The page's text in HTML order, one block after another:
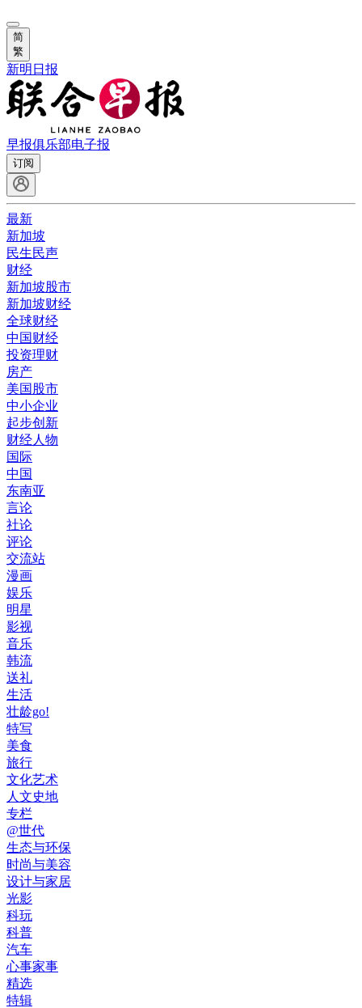
简
繁
新明日报
早报俱乐部电子报
订阅
最新
新加坡
民生民声
财经
新加坡股市
新加坡财经
全球财经
中国财经
投资理财
房产
美国股市
中小企业
起步创新
财经人物
国际
中国
东南亚
言论
社论
评论
交流站
漫画
娱乐
明星
影视
音乐
韩流
送礼
生活
壮龄go!
特写
美食
旅行
文化艺术
人文史地
专栏
@世代
生态与环保
时尚与美容
设计与家居
光影
科玩
科普
汽车
心事家事
精选
特辑